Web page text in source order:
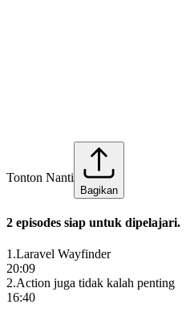
Tonton Nanti
Bagikan
2 episodes siap untuk dipelajari.
1.Laravel Wayfinder
20:09
2.Action juga tidak kalah penting
16:40